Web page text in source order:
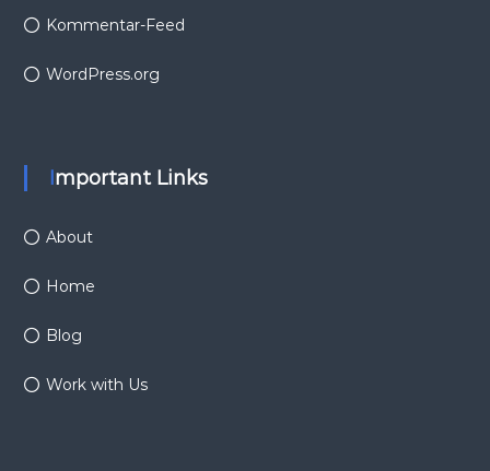
Kommentar-Feed
WordPress.org
Important Links
About
Home
Blog
Work with Us